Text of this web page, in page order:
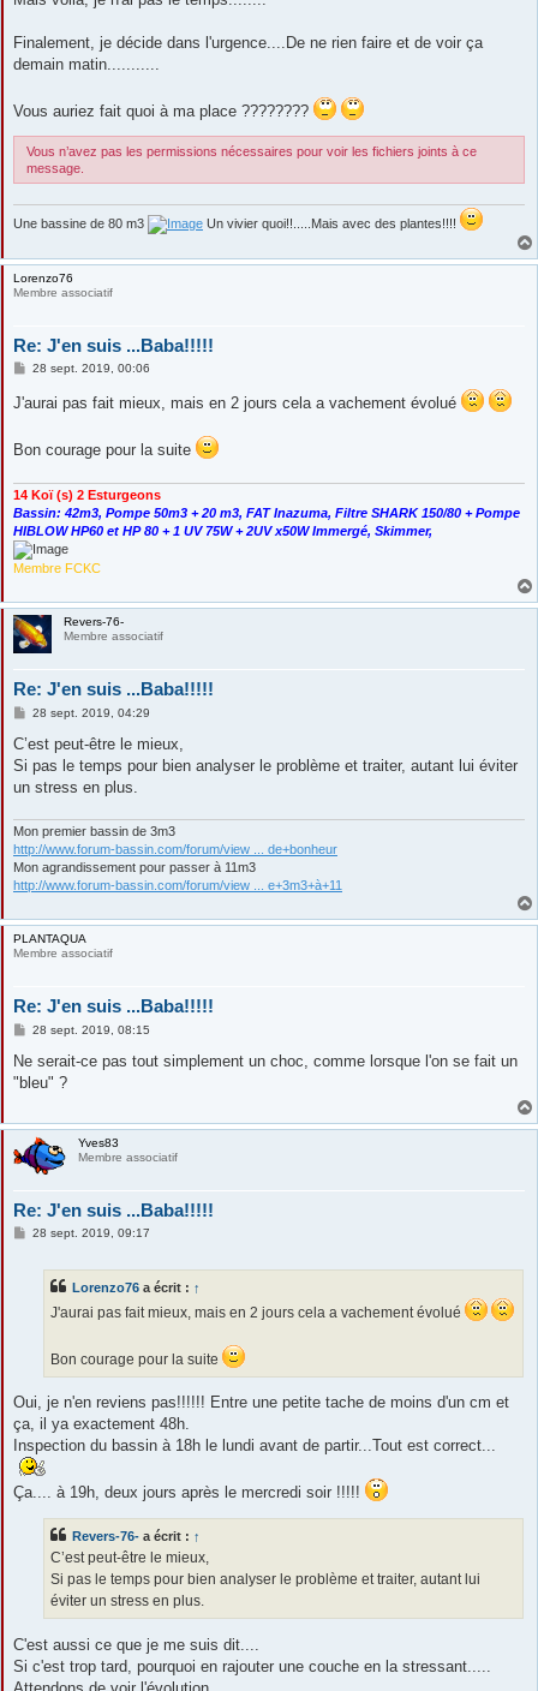
Finalement, je décide dans l'urgence....De ne rien faire et de voir ça
demain matin...........
Vous auriez fait quoi à ma place ????????
Vous n’avez pas les permissions nécessaires pour voir les fichiers joints à ce
message.
Une bassine de 80 m3 Un vivier quoi!!.....Mais avec des plantes!!!!
Lorenzo76
Membre associatif
Re: J'en suis ...Baba!!!!!
M
s
e
28 sept. 2019, 00:06
J'aurai pas fait mieux, mais en 2 jours cela a vachement évolué
Bon courage pour la suite
14 Koï (s) 2 Esturgeons
Bassin: 42m3, Pompe 50m3 + 20 m3, FAT Inazuma, Filtre SHARK 150/80 + Pompe
HIBLOW HP60 et HP 80 + 1 UV 75W + 2UV x50W Immergé, Skimmer,
Membre FCKC
Revers-76-
Membre associatif
Re: J'en suis ...Baba!!!!!
M
s
g
28 sept. 2019, 04:29
C’est peut-être le mieux,
Si pas le temps pour bien analyser le problème et traiter, autant lui éviter
un stress en plus.
Mon premier bassin de 3m3
http://www.forum-bassin.com/forum/view ... de+bonheur
Mon agrandissement pour passer à 11m3
http://www.forum-bassin.com/forum/view ... e+3m3+à+11
PLANTAQUA
Membre associatif
Re: J'en suis ...Baba!!!!!
M
s
a
28 sept. 2019, 08:15
Ne serait-ce pas tout simplement un choc, comme lorsque l'on se fait un
"bleu" ?
Yves83
Membre associatif
Re: J'en suis ...Baba!!!!!
M28 sept. 2019, 09:17
Lorenzo76 a écrit : ↑
J'aurai pas fait mieux, mais en 2 jours cela a vachement évolué
Bon courage pour la suite
Oui, je n'en reviens pas!!!!!! Entre une petite tache de moins d'un cm et
ça, il ya exactement 48h.
Inspection du bassin à 18h le lundi avant de partir...Tout est correct...
Ça.... à 19h, deux jours après le mercredi soir !!!!!
Revers-76- a écrit : ↑
C’est peut-être le mieux,
Si pas le temps pour bien analyser le problème et traiter, autant lui
éviter un stress en plus.
C'est aussi ce que je me suis dit....
Si c'est trop tard, pourquoi en rajouter une couche en la stressant.....